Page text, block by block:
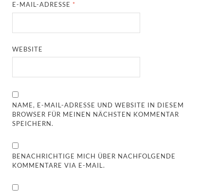
E-MAIL-ADRESSE *
WEBSITE
NAME, E-MAIL-ADRESSE UND WEBSITE IN DIESEM
BROWSER FÜR MEINEN NÄCHSTEN KOMMENTAR
SPEICHERN.
BENACHRICHTIGE MICH ÜBER NACHFOLGENDE
KOMMENTARE VIA E-MAIL.